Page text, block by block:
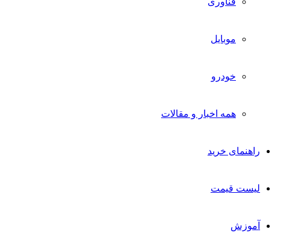
موبایل
خودرو
همه اخبار و مقالات
راهنمای خرید
لیست قیمت
آموزش